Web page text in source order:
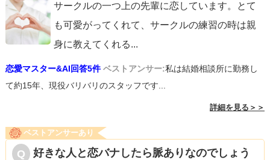
サークルの一つ上の先輩に恋しています。とて
も可愛がってくれて、サークルの練習の時は親
身に教えてくれる...
恋愛マスター&AI回答5件 ベストアンサー:私は結婚相談所に勤務し
て約15年、現役バリバリのスタッフです...
詳細を見る＞＞
ベストアンサーあり
好きな人と恋バナしたら脈ありなのでしょう